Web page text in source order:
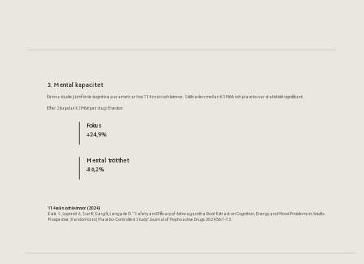
3. Mental kapacitet
Denna studie jämförde kognitiva parametrar hos 114 män och kvinnor. Skillnaden mellan KSM66 och placebo var statistiskt signifikant.
Efter 2 kapslar KSM66 per dag i 8 veckor:
Fokus
+24,9%
Mental trötthet
-86,2%
114 män och kvinnor (2024)
Kale S, Lopresti A, Suri R, Garg N, Langade D. "Safety and Efficacy of Ashwagandha Root Extract on Cognition, Energy and Mood Problems in Adults:
Prospective, Randomized, Placebo-Controlled Study." Journal of Psychoactive Drugs 2024;56:1–13.